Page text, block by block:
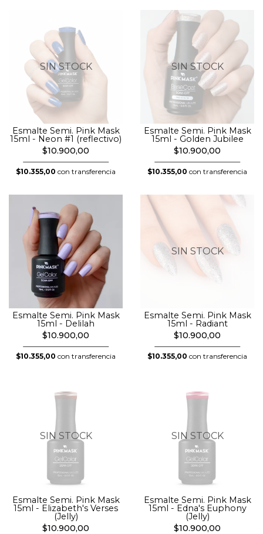
SIN STOCK
Esmalte Semi. Pink Mask
15ml - Neon #1 (reflectivo)
$10.900,00
$10.355,00 con transferencia
SIN STOCK
Esmalte Semi. Pink Mask
15ml - Golden Jubilee
$10.900,00
$10.355,00 con transferencia
Esmalte Semi. Pink Mask
15ml - Delilah
$10.900,00
$10.355,00 con transferencia
SIN STOCK
Esmalte Semi. Pink Mask
15ml - Radiant
$10.900,00
$10.355,00 con transferencia
SIN STOCK
Esmalte Semi. Pink Mask
15ml - Elizabeth's Verses
(Jelly)
$10.900,00
SIN STOCK
Esmalte Semi. Pink Mask
15ml - Edna's Euphony
(Jelly)
$10.900,00